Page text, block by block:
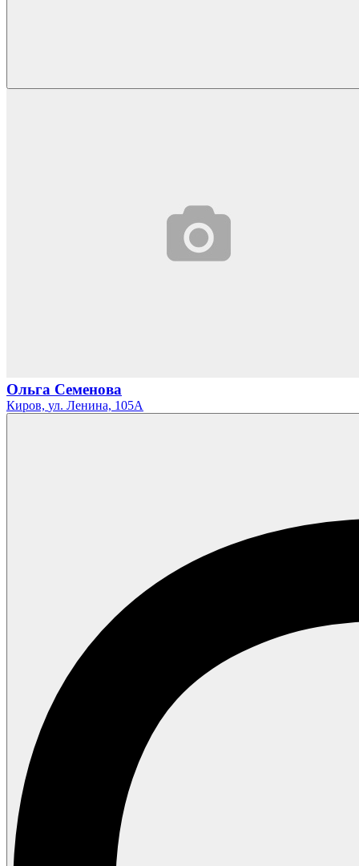
Ольга Семенова
Киров, ул. Ленина, 105А